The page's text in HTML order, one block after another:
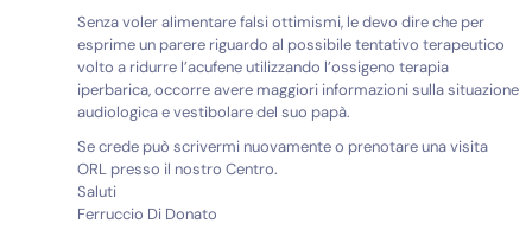
Senza voler alimentare falsi ottimismi, le devo dire che per
esprime un parere riguardo al possibile tentativo terapeutico
volto a ridurre l’acufene utilizzando l’ossigeno terapia
iperbarica, occorre avere maggiori informazioni sulla situazione
audiologica e vestibolare del suo papà.
Se crede può scrivermi nuovamente o prenotare una visita
ORL presso il nostro Centro.
Saluti
Ferruccio Di Donato